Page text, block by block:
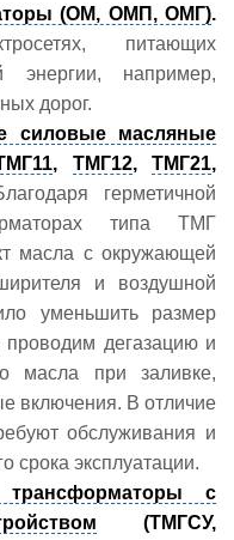
(ОМ, ОМП, ОМГ).
питающих
энергии, например,
дорог.
силовые масляные
, ТМГ12, ТМГ21,
герметичной
типа ТМГ
масла с окружающей
и воздушной
уменьшить размер
проводим дегазацию и
масла при заливке,
включения. В отличие
обслуживания и
срока эксплуатации.
с
(ТМГСУ,